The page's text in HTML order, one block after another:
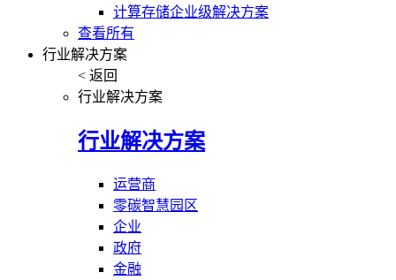
计算存储企业级解决方案
查看所有
行业解决方案
< 返回
行业解决方案
行业解决方案
运营商
零碳智慧园区
企业
政府
金融